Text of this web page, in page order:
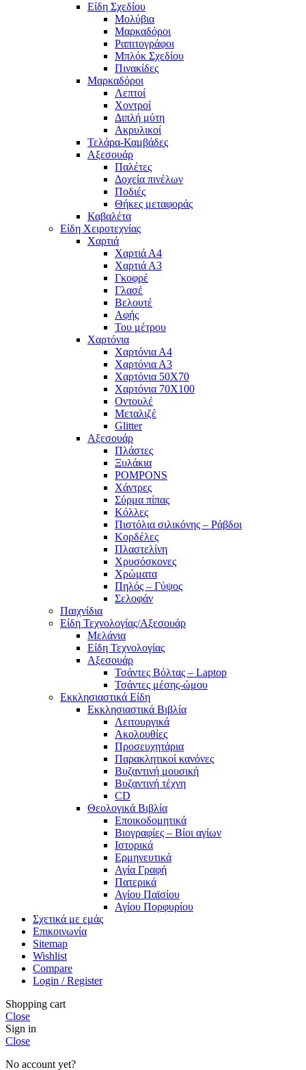
Είδη Σχεδίου
Μολύβια
Μαρκαδόροι
Ραπιτογράφοι
Μπλόκ Σχεδίου
Πινακίδες
Μαρκαδόροι
Λεπτοί
Χοντροί
Διπλή μύτη
Ακρυλικοί
Τελάρα-Καμβάδες
Αξεσουάρ
Παλέτες
Δοχεία πινέλων
Ποδιές
Θήκες μεταφοράς
Καβαλέτα
Είδη Χειροτεχνίας
Χαρτιά
Χαρτιά Α4
Χαρτιά Α3
Γκοφρέ
Γλασέ
Βελουτέ
Αφής
Του μέτρου
Χαρτόνια
Χαρτόνια Α4
Χαρτόνια Α3
Χαρτόνια 50Χ70
Χαρτόνια 70Χ100
Οντουλέ
Μεταλιζέ
Glitter
Αξεσουάρ
Πλάστες
Ξυλάκια
POMPONS
Χάντρες
Σύρμα πίπας
Κόλλες
Πιστόλια σιλικόνης – Ράβδοι
Κορδέλες
Πλαστελίνη
Χρυσόσκονες
Χρώματα
Πηλός – Γύψος
Σελοφάν
Παιχνίδια
Είδη Τεχνολογίας/Αξεσουάρ
Μελάνια
Είδη Τεχνολογίας
Αξεσουάρ
Τσάντες Βόλτας – Laptop
Τσάντες μέσης-ώμου
Εκκλησιαστικά Είδη
Εκκλησιαστικά Βιβλία
Λειτουργικά
Ακολουθίες
Προσευχητάρια
Παρακλητικοί κανόνες
Βυζαντινή μουσική
Βυζαντινή τέχνη
CD
Θεολογικά Βιβλία
Εποικοδομητικά
Βιογραφίες – Βίοι αγίων
Ιστορικά
Ερμηνευτικά
Αγία Γραφή
Πατερικά
Αγίου Παϊσίου
Αγίου Πορφυρίου
Σχετικά με εμάς
Επικοινωνία
Sitemap
Wishlist
Compare
Login / Register
Shopping cart
Close
Sign in
Close
No account yet?